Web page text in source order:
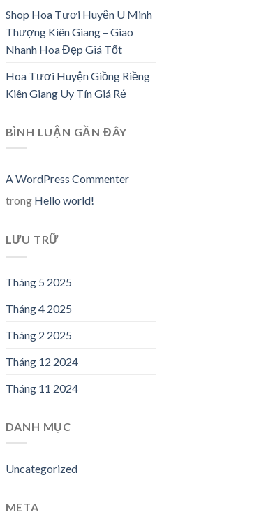
Shop Hoa Tươi Huyện U Minh
Thượng Kiên Giang – Giao
Nhanh Hoa Đẹp Giá Tốt
Hoa Tươi Huyện Giồng Riềng
Kiên Giang Uy Tín Giá Rẻ
BÌNH LUẬN GẦN ĐÂY
A WordPress Commenter
trong Hello world!
LƯU TRỮ
Tháng 5 2025
Tháng 4 2025
Tháng 2 2025
Tháng 12 2024
Tháng 11 2024
DANH MỤC
Uncategorized
META